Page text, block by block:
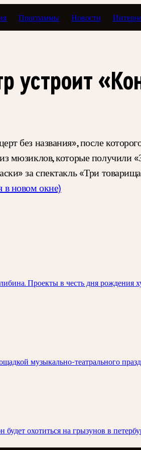
Программы Новости
устроит
без названия», после
мюзиклов, которые получили
за спектакль «Три
в новом окне)
Проекты в честь дня рождения
музыкально-театрального
охотиться на грызунов в